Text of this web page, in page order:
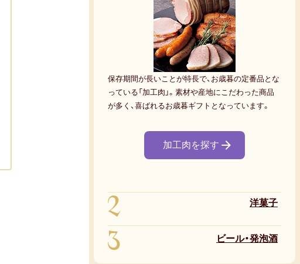
保存期間が長いことが特長で、お歳暮の定番品とな
っている「加工肉」。素材や産地にこだわった商品
が多く、喜ばれるお歳暮ギフトとなっています。
加工肉を探す
2 洋菓子
3 ビール・発泡酒